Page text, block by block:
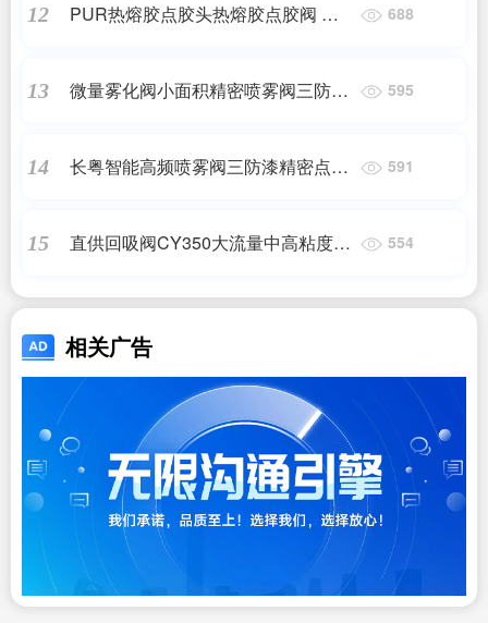
12
PUR热熔胶点胶头热熔胶点胶阀 热
688
13
微量雾化阀小面积精密喷雾阀三防漆
595
14
长粤智能高频喷雾阀三防漆精密点胶
591
15
直供回吸阀CY350大流量中高粘度回
554
相关广告